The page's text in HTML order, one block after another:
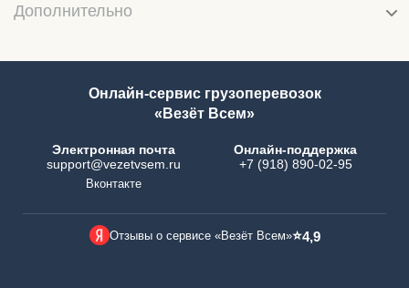
Дополнительно
Онлайн-сервис грузоперевозок
«Везёт Всем»
Электронная почта
support@vezetvsem.ru
Вконтакте
Онлайн-поддержка
+7 (918) 890-02-95
Отзывы о сервисе «Везёт Всем»⭐4,9